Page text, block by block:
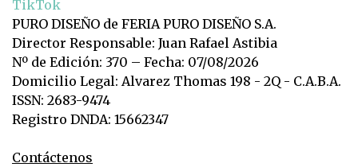
TikTok
PURO DISEÑO de FERIA PURO DISEÑO S.A.
Director Responsable: Juan Rafael Astibia
Nº de Edición: 370 – Fecha: 07/08/2026
Domicilio Legal: Alvarez Thomas 198 - 2Q - C.A.B.A.
ISSN: 2683-9474
Registro DNDA: 15662347
Contáctenos